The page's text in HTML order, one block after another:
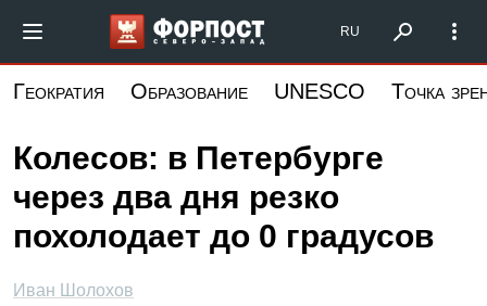
основному
Форпост Северо-Запад
RU
Геократия Образование UNESCO Точка
Колесов: в Петербурге
через два дня резко
похолодает до 0 градусов
Иван Шолохов